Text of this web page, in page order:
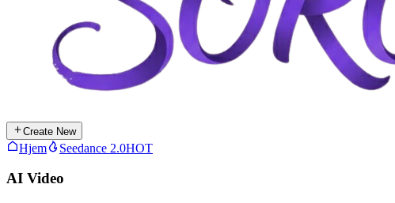
Create New
Hjem Seedance 2.0HOT
AI Video